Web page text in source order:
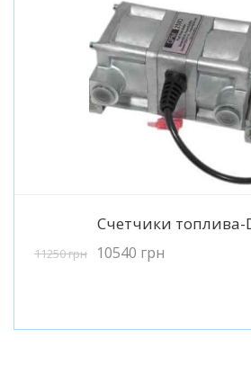
Подробнее
Счетчики топлива-
11250грн 10540 грн